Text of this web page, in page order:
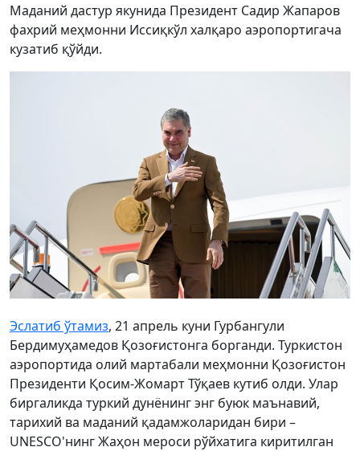
Маданий дастур якунида Президент Садир Жапаров
фахрий меҳмонни Иссиқкўл халқаро аэропортигача
кузатиб қўйди.
Эслатиб ўтамиз, 21 апрель куни Гурбангули
Бердимуҳамедов Қозоғистонга борганди. Туркистон
аэропортида олий мартабали меҳмонни Қозоғистон
Президенти Қосим-Жомарт Тўқаев кутиб олди. Улар
биргаликда туркий дунёнинг энг буюк маънавий,
тарихий ва маданий қадамжоларидан бири –
UNESCO'нинг Жаҳон мероси рўйхатига киритилган